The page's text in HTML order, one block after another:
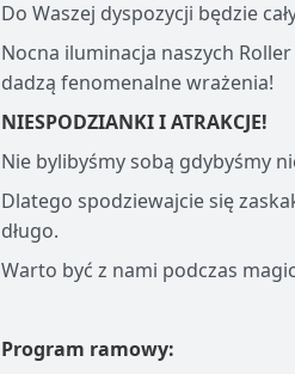
Do Waszej dyspozycji będzie
Nocna iluminacja naszych
dadzą fenomenalne wrażenia!
NIESPODZIANKI I ATRAKCJE!
Nie bylibyśmy sobą gdybyśmy
Dlatego spodziewajcie się
długo.
Warto być z nami podczas
Program ramowy: